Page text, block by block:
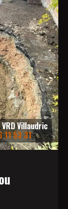
Villaudric
11 53 31